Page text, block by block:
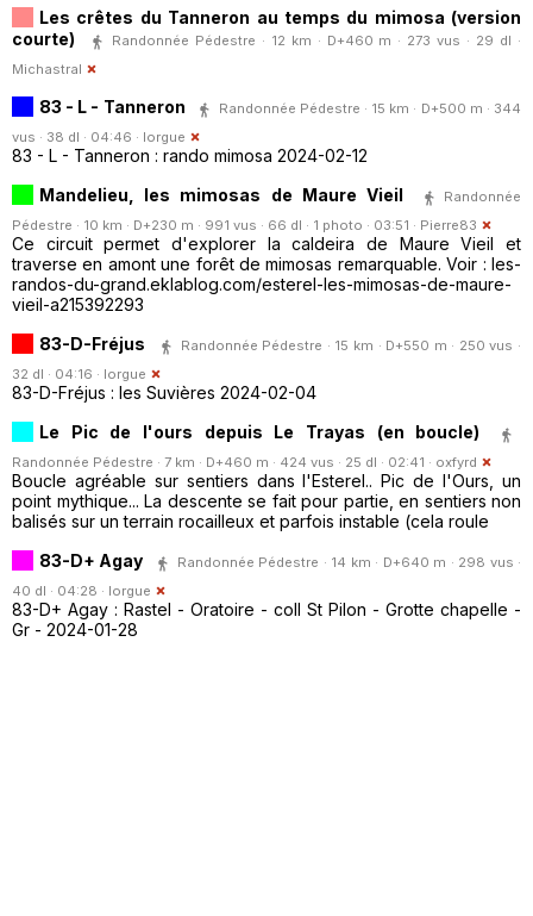
Les crêtes du Tanneron au temps du mimosa (version
courte)
Randonnée Pédestre · 12 km · D+460 m · 273 vus · 29 dl ·
Michastral
83 - L - Tanneron
Randonnée Pédestre · 15 km · D+500 m · 344
vus · 38 dl · 04:46 · lorgue
83 - L - Tanneron : rando mimosa 2024-02-12
Mandelieu, les mimosas de Maure Vieil
Randonnée
Pédestre · 10 km · D+230 m · 991 vus · 66 dl · 1 photo · 03:51 · Pierre83
Ce circuit permet d'explorer la caldeira de Maure Vieil et
traverse en amont une forêt de mimosas remarquable. Voir : les-
randos-du-grand.eklablog.com/esterel-les-mimosas-de-maure-
vieil-a215392293
83-D-Fréjus
Randonnée Pédestre · 15 km · D+550 m · 250 vus ·
32 dl · 04:16 · lorgue
83-D-Fréjus : les Suvières 2024-02-04
Le Pic de l'ours depuis Le Trayas (en boucle)
Randonnée Pédestre · 7 km · D+460 m · 424 vus · 25 dl · 02:41 · oxfyrd
Boucle agréable sur sentiers dans l'Esterel.. Pic de l'Ours, un
point mythique... La descente se fait pour partie, en sentiers non
balisés sur un terrain rocailleux et parfois instable (cela roule
83-D+ Agay
Randonnée Pédestre · 14 km · D+640 m · 298 vus ·
40 dl · 04:28 · lorgue
83-D+ Agay : Rastel - Oratoire - coll St Pilon - Grotte chapelle -
Gr - 2024-01-28